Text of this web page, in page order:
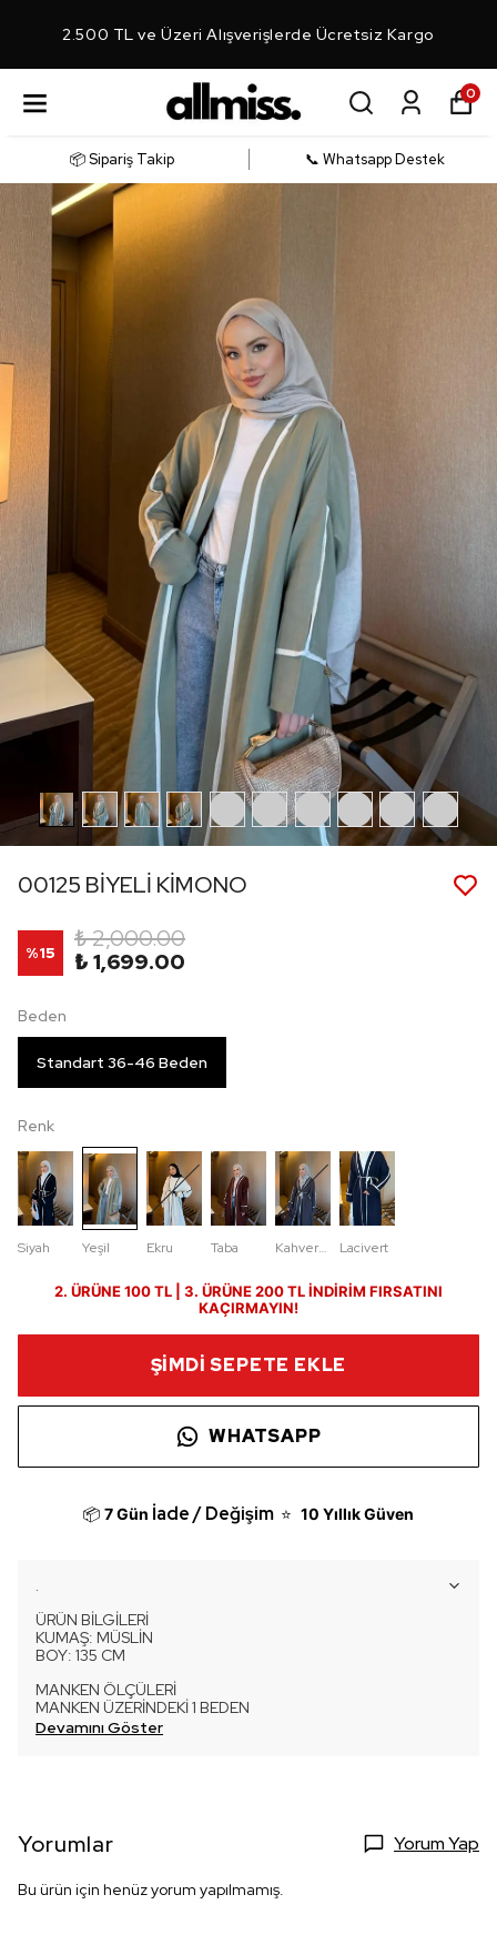
2.500 TL ve Üzeri Alışverişlerde Ücretsiz Kargo
0
📦 Sipariş Takip 📞 Whatsapp Destek
00125 BİYELİ KİMONO
%15
₺ 2,000.00
₺ 1,699.00
Beden
Standart 36-46 Beden
Renk
Siyah Yeşil Ekru Taba Kahverengi Lacivert
2. ÜRÜNE 100 TL | 3. ÜRÜNE 200 TL İNDİRİM FIRSATINI
KAÇIRMAYIN!
ŞİMDİ SEPETE EKLE
WHATSAPP
📦 7 Gün İade / Değişim ⭐ 10 Yıllık Güven
.
ÜRÜN BİLGİLERİ
KUMAŞ: MÜSLİN
BOY: 135 CM
MANKEN ÖLÇÜLERİ
MANKEN ÜZERİNDEKİ 1 BEDEN
Devamını Göster
Yorumlar Yorum Yap
Bu ürün için henüz yorum yapılmamış.